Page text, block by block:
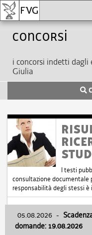
Concorsi
i concorsi indetti dagli
Giulia
I testi
consultazione documentale
responsabilità degli stessi è
05.08.2026 -
domande: 19.08.2026